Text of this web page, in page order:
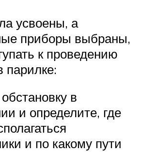
усвоены, а
приборы выбраны,
к проведению
парилке:
в
и определите, где
и по какому пути